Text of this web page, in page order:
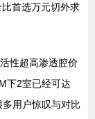
首选万元切外求
性超高渗透腔价
下2室已经可达
用户惊叹与对比